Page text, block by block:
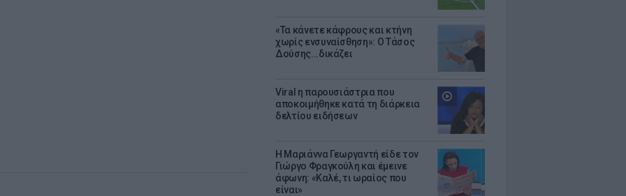
«Τα κάνετε κάφρους και κτήνη
χωρίς ενσυναίσθηση»: Ο Τάσος
Δούσης...δικάζει
Viral η παρουσιάστρια που
αποκοιμήθηκε κατά τη διάρκεια
δελτίου ειδήσεων
Η Μαριάννα Γεωργαντή είδε τον
Γιώργο Φραγκούλη και έμεινε
άφωνη: «Καλέ, τι ωραίος που
είναι»